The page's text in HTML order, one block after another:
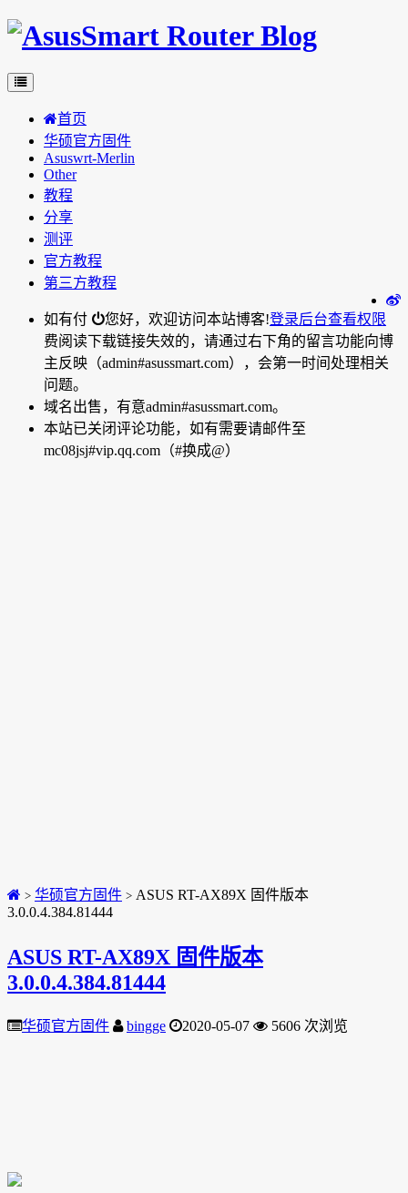
首页
华硕官方固件
Asuswrt-Merlin
Other
教程
分享
测评
官方教程
第三方教程
您好，欢迎访问本站博客!登录后台查看权限
如有付
费阅读下载链接失效的，请通过右下角的留言功能向博
主反映（admin#asussmart.com），会第一时间处理相关
问题。
域名出售，有意admin#asussmart.com。
本站已关闭评论功能，如有需要请邮件至
mc08jsj#vip.qq.com（#换成@）
> 华硕官方固件 > ASUS RT-AX89X 固件版本
3.0.0.4.384.81444
ASUS RT-AX89X 固件版本
3.0.0.4.384.81444
华硕官方固件 bingge 2020-05-07 5606 次浏览